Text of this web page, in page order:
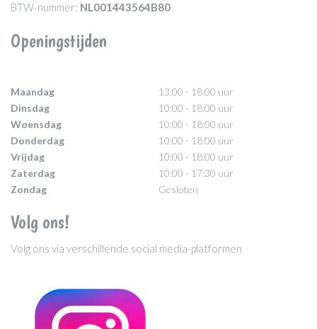
BTW-nummer: NL001443564B80
Openingstijden
Maandag
13:00 - 18:00 uur
Dinsdag
10:00 - 18:00 uur
Woensdag
10:00 - 18:00 uur
Donderdag
10:00 - 18:00 uur
Vrijdag
10:00 - 18:00 uur
Zaterdag
10:00 - 17:30 uur
Zondag
Gesloten
Volg ons!
Volg ons via verschillende social media-platformen